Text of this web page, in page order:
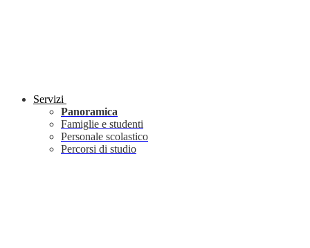
Servizi
Panoramica
Famiglie e studenti
Personale scolastico
Percorsi di studio